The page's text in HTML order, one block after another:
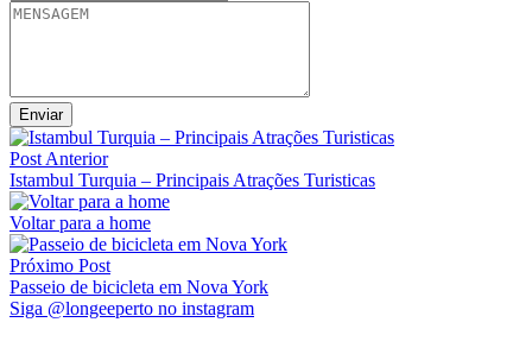
Post Anterior
Istambul Turquia – Principais Atrações Turisticas
Voltar para a home
Próximo Post
Passeio de bicicleta em Nova York
Siga @longeeperto no instagram